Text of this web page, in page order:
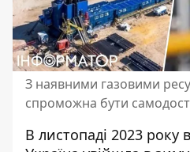
З наявними газовими
спроможна бути
В листопаді 2023 року